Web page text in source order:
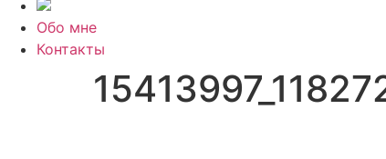
Обо мне
Контакты